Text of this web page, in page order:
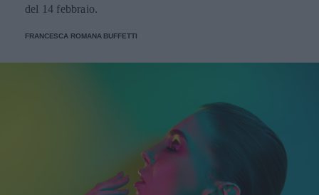
del 14 febbraio.
FRANCESCA ROMANA BUFFETTI